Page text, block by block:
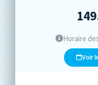
Horaire
Voir